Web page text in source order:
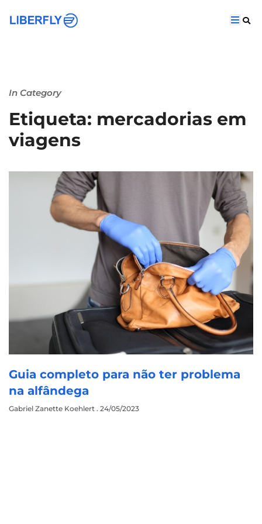
In Category
Etiqueta: mercadorias em
viagens
Guia completo para não ter problema
na alfândega
Gabriel Zanette Koehlert 24/05/2023